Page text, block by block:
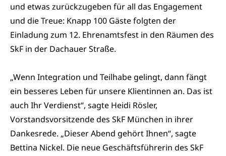
und etwas zurückzugeben für all das Engagement
und die Treue: Knapp 100 Gäste folgten der
Einladung zum 12. Ehrenamtsfest in den Räumen des
SkF in der Dachauer Straße.
„Wenn Integration und Teilhabe gelingt, dann fängt
ein besseres Leben für unsere Klientinnen an. Das ist
auch Ihr Verdienst“, sagte Heidi Rösler,
Vorstandsvorsitzende des SkF München in ihrer
Dankesrede. „Dieser Abend gehört Ihnen“, sagte
Bettina Nickel. Die neue Geschäftsführerin des SkF